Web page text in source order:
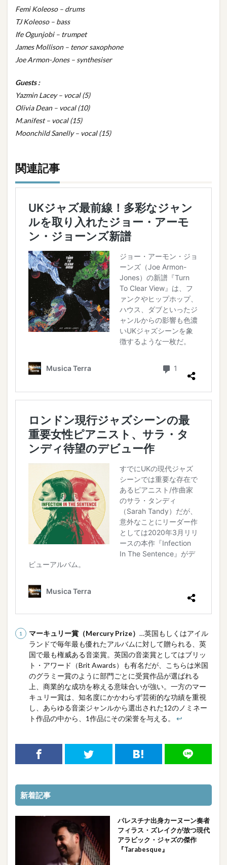
Femi Koleoso – drums
TJ Koleoso – bass
Ife Ogunjobi – trumpet
James Mollison – tenor saxophone
Joe Armon-Jones – synthesiser
Guests :
Yazmin Lacey – vocal (5)
Olivia Dean – vocal (10)
M.anifest – vocal (15)
Moonchild Sanelly – vocal (15)
関連記事
マーキュリー賞（Mercury Prize） …英国もしくはアイル
ランドで毎年最も優れたアルバムに対して贈られる、英
国で最も権威ある音楽賞。英国の音楽賞としてはブリッ
ト・アワード（Brit Awards）も有名だが、こちらは米国
のグラミー賞のように部門ごとに受賞作品が選ばれる
上、商業的な成功を称える意味合いが強い。一方のマー
キュリー賞は、知名度にかかわらず芸術的な功績を重視
し、あらゆる音楽ジャンルから選出された12のノミネー
ト作品の中から、1作品にその栄誉を与える。 ↩︎
新着記事
パレスチナ出身カーヌーン奏者
フィラス・ズレイクが放つ現代
アラビック・ジャズの傑作
『Tarabesque』